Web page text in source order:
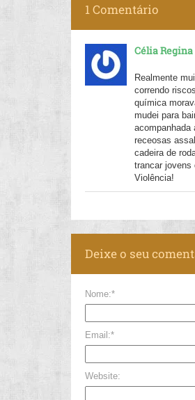
1 Comentário
Célia
Realmente
correndo
química
mudei para
acompanhada
receosas
cadeira de
trancar jovens
Violência!
Deixe o seu
Nome:*
Email:*
Website: